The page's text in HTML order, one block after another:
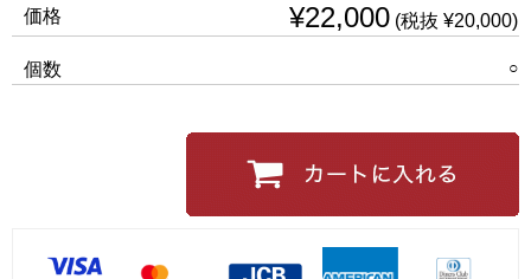
価格 ¥22,000 (税抜 ¥20,000)
個数 ○